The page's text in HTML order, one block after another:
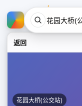
返回
花园大桥(公交站)